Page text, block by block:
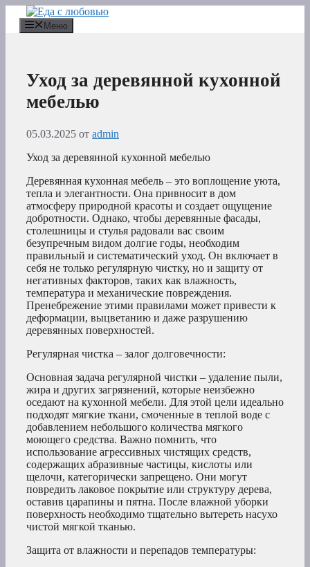
Перейти
содержимому
Меню
Уход за деревянной кухонной
мебелью
05.03.2025 от admin
Уход за деревянной кухонной мебелью
Деревянная кухонная мебель – это воплощение уюта,
тепла и элегантности. Она привносит в дом
атмосферу природной красоты и создает ощущение
добротности. Однако, чтобы деревянные фасады,
столешницы и стулья радовали вас своим
безупречным видом долгие годы, необходим
правильный и систематический уход. Он включает в
себя не только регулярную чистку, но и защиту от
негативных факторов, таких как влажность,
температура и механические повреждения.
Пренебрежение этими правилами может привести к
деформации, выцветанию и даже разрушению
деревянных поверхностей.
Регулярная чистка – залог долговечности:
Основная задача регулярной чистки – удаление пыли,
жира и других загрязнений, которые неизбежно
оседают на кухонной мебели. Для этой цели идеально
подходят мягкие ткани, смоченные в теплой воде с
добавлением небольшого количества мягкого
моющего средства. Важно помнить, что
использование агрессивных чистящих средств,
содержащих абразивные частицы, кислоты или
щелочи, категорически запрещено. Они могут
повредить лаковое покрытие или структуру дерева,
оставив царапины и пятна. После влажной уборки
поверхность необходимо тщательно вытереть насухо
чистой мягкой тканью.
Защита от влажности и перепадов температуры: